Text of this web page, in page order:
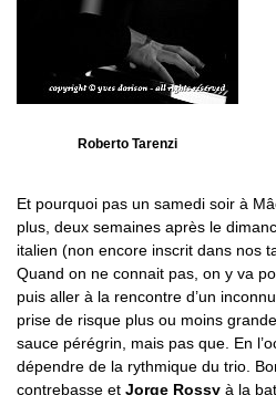
Roberto Tarenzi
Et pourquoi pas un samedi soir à
plus, deux semaines après le
italien (non encore inscrit dans nos
Quand on ne connait pas, on y va
puis aller à la rencontre d’un
prise de risque plus ou moins
sauce pérégrin, mais pas que. En
dépendre de la rythmique du trio.
contrebasse et Jorge Rossy à la